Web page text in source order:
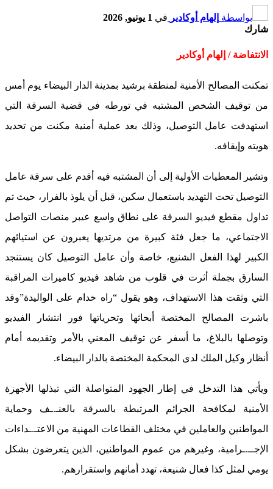
بواسطة إلهام أوكادير في 1 يونيو, 2026
شارك
الانتفاضة / إلهام أوكادير
تمكنت المصالح الأمنية لمنطقة برشيد بمدينة الدار البيضاء يوم أمس
من توقيف الشخص المشتبه في تورطه في قضية السرقة التي
استهدفت عامل التوصيل، وذلك بعد عملية أمنية مكنت من تحديد
هويته وإيقافه.
وتشير المعطيات الأولية إلى أن المشتبه فيه أقدم على سرقة عامل
التوصيل تحت التهديد باستعمال سكين، قبل أن يلوذ بالفرار، حيث تم
تداول مقطع فيديو السرقة على نطاق واسع عيبر منصات التواصل
الاجتماعي، ما جعل فئة كبيرة من مرتديها يعبرون عن استيائهم
الكبير لهذا الفعل الشنيع، خاصة وأن عامل التوصيل كان يستنجد
السارق بجملة أثرت في قلوب من شاهد فيديو كاميرات المراقبة
التي وثقت هذا الاستهداف، وهو يقول “راه خدام على الواليدة”وقد
باشرت المصالح المختصة أبحاثها وتحرياتها فور انتشار الفيديو
وتوصلها بالبلاغ، ما أسفر عن توقيف المعني بالأمر وتقديمه أمام
أنظار وكيل الملك لدى المحكمة المختصة بالدار البيضاء.
ويأتي هذا التدخل في إطار الجهود المتواصلة التي تبذلها الأجهزة
الأمنية لمكافحة الجرائم المرتبطة بالسرقة بالعنـ.ـف وحماية
المواطنين والعاملين في مختلف القطاعات المهنية من الاعتـ.ـداءات
الإجــ.ـرامية، وغيرهم من عموم المواطنين، الذين يتعرضون بشكل
يومي لمثل كذا فعال شنيعة، تهدد أمانهم واستقرارهم.